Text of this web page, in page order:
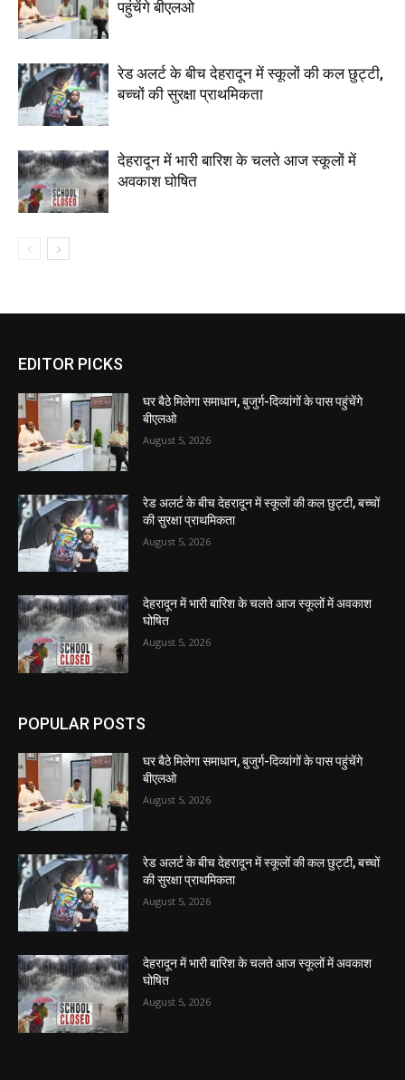
पहुंचेंगे बीएलओ
रेड अलर्ट के बीच देहरादून में स्कूलों की कल छुट्टी,
बच्चों की सुरक्षा प्राथमिकता
देहरादून में भारी बारिश के चलते आज स्कूलों में
अवकाश घोषित
EDITOR PICKS
घर बैठे मिलेगा समाधान, बुजुर्ग-दिव्यांगों के पास पहुंचेंगे
बीएलओ
August 5, 2026
रेड अलर्ट के बीच देहरादून में स्कूलों की कल छुट्टी, बच्चों
की सुरक्षा प्राथमिकता
August 5, 2026
देहरादून में भारी बारिश के चलते आज स्कूलों में अवकाश
घोषित
August 5, 2026
POPULAR POSTS
घर बैठे मिलेगा समाधान, बुजुर्ग-दिव्यांगों के पास पहुंचेंगे
बीएलओ
August 5, 2026
रेड अलर्ट के बीच देहरादून में स्कूलों की कल छुट्टी, बच्चों
की सुरक्षा प्राथमिकता
August 5, 2026
देहरादून में भारी बारिश के चलते आज स्कूलों में अवकाश
घोषित
August 5, 2026